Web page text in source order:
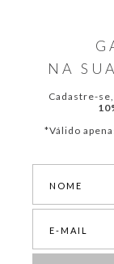
NA
Cadastre-
*Válido